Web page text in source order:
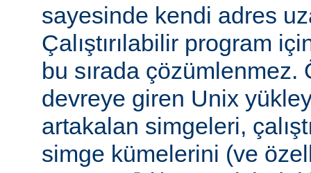
sayesinde kendi adres
Çalıştırılabilir program
bu sırada
devreye giren Unix
artakalan simgeleri,
simge kümelerini (ve